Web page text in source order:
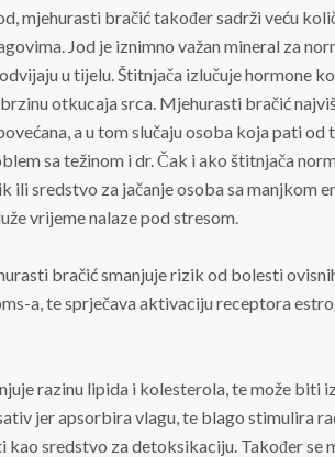
mjehurasti bračić također sadrži veću
Jod je iznimno važan mineral za
u tijelu. Štitnjača izlučuje hormone
otkucaja srca. Mjehurasti bračić
a u tom slučaju osoba koja pati
sa težinom i dr. Čak i ako štitnjača
ili sredstvo za jačanje osoba sa manjkom
vrijeme nalaze pod stresom.
bračić smanjuje rizik od bolesti
a, te sprječava aktivaciju receptora
razinu lipida i kolesterola, te može biti
jer apsorbira vlagu, te blago stimulira
kao sredstvo za detoksikaciju. Također se